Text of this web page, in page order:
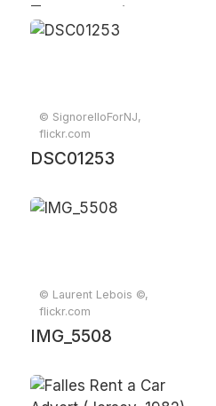
Tournament
© SignorelloForNJ,
flickr.com
DSC01253
© Laurent Lebois ©,
flickr.com
IMG_5508